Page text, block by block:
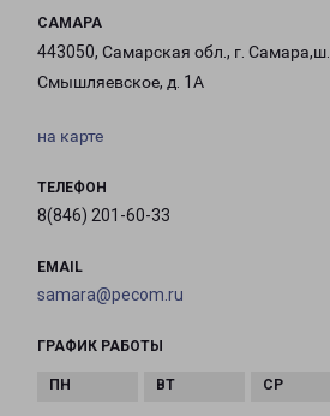
САМАРА
443050, Самарская обл., г. Самара,ш.
Смышляевское, д. 1А
на карте
ТЕЛЕФОН
8(846) 201-60-33
EMAIL
samara@pecom.ru
ГРАФИК РАБОТЫ